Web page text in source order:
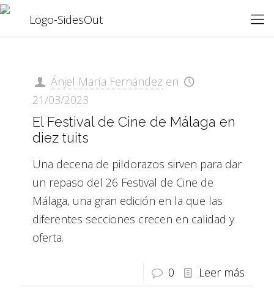
Ánjel María Fernández en
21/03/2023
El Festival de Cine de Málaga en
diez tuits
Una decena de pildorazos sirven para dar
un repaso del 26 Festival de Cine de
Málaga, una gran edición en la que las
diferentes secciones crecen en calidad y
oferta.
0 Leer más